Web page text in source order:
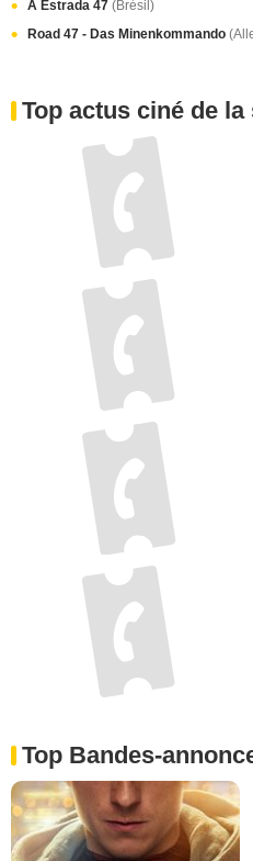
A Estrada 47 (Brésil)
Road 47 - Das Minenkommando
Top actus ciné de la
Top Bandes-